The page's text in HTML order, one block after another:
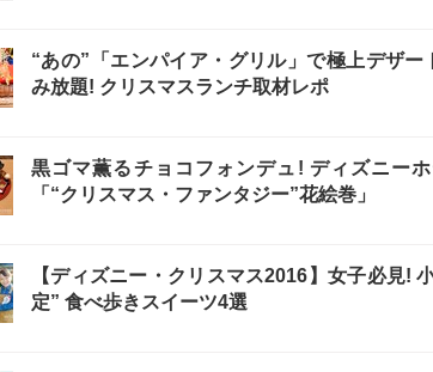
“あの”「エンパイア・グリル」で極上デザ
み放題! クリスマスランチ取材レポ
黒ゴマ薫るチョコフォンデュ! ディズニー
「“クリスマス・ファンタジー”花絵巻」
【ディズニー・クリスマス2016】女子必見!
定” 食べ歩きスイーツ4選